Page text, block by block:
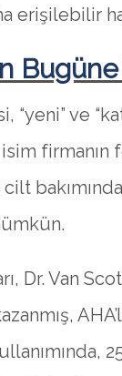
erişilebilir
“yeni” ve
Dr. Van